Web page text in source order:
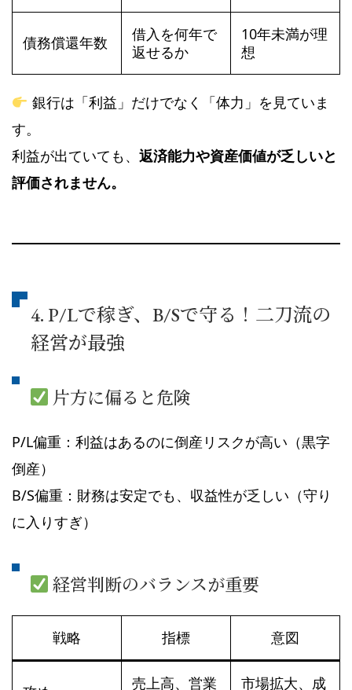
債務償還年数
借入を何年で
返せるか
10年未満が理
想
銀行は「利益」だけでなく「体力」を見ていま
す。
利益が出ていても、 返済能力や資産価値が乏しいと
評価されません。
4. P/Lで稼ぎ、B/Sで守る！二刀流の
経営が最強
片方に偏ると危険
P/L偏重：利益はあるのに倒産リスクが高い（黒字
倒産）
B/S偏重：財務は安定でも、収益性が乏しい（守り
に入りすぎ）
経営判断のバランスが重要
戦略 指標 意図
売上高、営業 市場拡大、成